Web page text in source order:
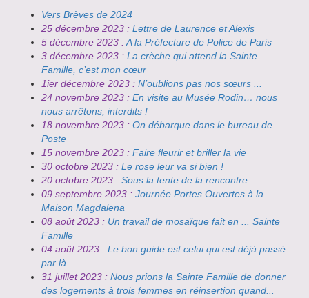
Vers Brèves de 2024
25 décembre 2023 : Lettre de Laurence et Alexis
5 décembre 2023 :A la Préfecture de Police de Paris
3 décembre 2023 : La crèche qui attend la Sainte
Famille, c’est mon cœur
1ier décembre 2023 : N’oublions pas nos sœurs ...
24 novembre 2023 : En visite au Musée Rodin… nous
nous arrêtons, interdits !
18 novembre 2023 : On débarque dans le bureau de
Poste
15 novembre 2023 : Faire fleurir et briller la vie
30 octobre 2023 : Le rose leur va si bien !
20 octobre 2023 : Sous la tente de la rencontre
09 septembre 2023 : Journée Portes Ouvertes à la
Maison Magdalena
08 août 2023 : Un travail de mosaïque fait en ... Sainte
Famille
04 août 2023 : Le bon guide est celui qui est déjà passé
par là
31 juillet 2023 : Nous prions la Sainte Famille de donner
des logements à trois femmes en réinsertion quand...